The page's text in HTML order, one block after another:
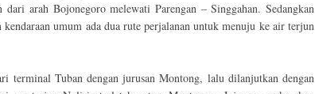
arah Bojonegoro melewati Parengan – Singgahan. Sedangkan
umum ada dua rute perjalanan untuk menuju ke air terjun
terminal Tuban dengan jurusan Montong, lalu dilanjutkan dengan